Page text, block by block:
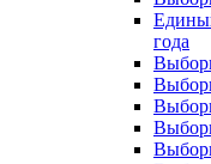
года